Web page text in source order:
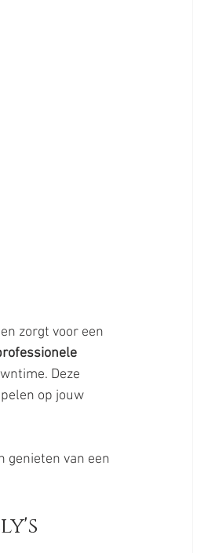
zorgt voor een
Deze
op jouw
genieten van een